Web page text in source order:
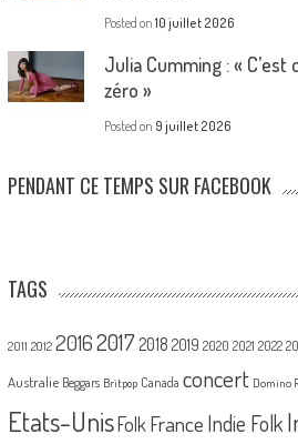
Posted on 10 juillet 2026
Julia Cumming : «
zéro »
Posted on 9 juillet 2026
PENDANT CE TEMPS SUR FACEBOOK
TAGS
2011 2012 20162017 2018 2019 2020 2021 2022
Australie Beggars Britpop Canada concert Domino
Etats-UnisFolk France Indie Folk